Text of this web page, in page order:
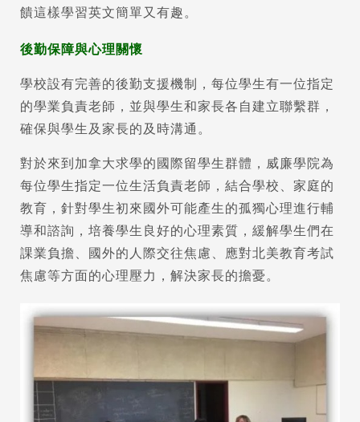
饋這樣學習英文簡單又有趣。
後勤保障與心理關懷
學校設有完善的後勤支援機制，每位學生有一位指定
的學業負責老師，並與學生和家長各自建立聯繫群，
確保與學生及家長的及時溝通。
對於來到加拿大求學的國際留學生群體，威廉學院為
每位學生指定一位生活負責老師，結合學校、家庭的
教育，針對學生初來國外可能產生的孤獨心理進行輔
導和諮詢，培養學生良好的心理素質，緩解學生們在
課業負擔、國外的人際交往焦慮、應對北美教育考試
焦慮等方面的心理壓力，解決家長的擔憂。